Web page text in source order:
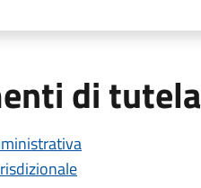
di tutela